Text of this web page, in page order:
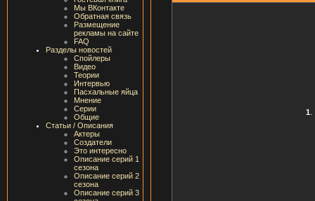
Мы ВКонтакте
Обратная связь
Размещение
рекламы на сайте
FAQ
Разделы новостей
Спойлеры
Видео
Теории
Интервью
Пасхальные яйца
Мнение
Серии
Общие
Статьи / Описания
Актеры
Создатели
Это интересно
Описание серий 1
сезона
Описание серий 2
сезона
Описание серий 3
1